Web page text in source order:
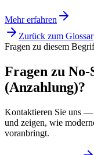
Mehr erfahren
Zurück zum Glossar
Fragen zu diesem
Fragen zu
(Anzahlung)?
Kontaktieren Sie uns —
und zeigen, wie
voranbringt.